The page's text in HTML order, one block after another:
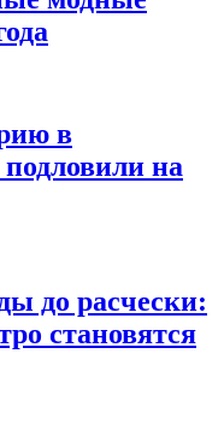
в
на
до расчески:
становятся